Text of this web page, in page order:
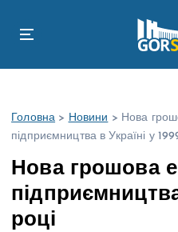
Головна > Новини > Нова
підприємництва в Україні у
Нова грошова
році